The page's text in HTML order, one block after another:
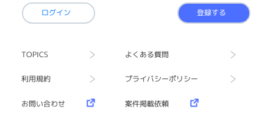
ログイン 登録する
TOPICS よくある質問
利用規約 プライバシーポリシー
お問い合わせ 案件掲載依頼